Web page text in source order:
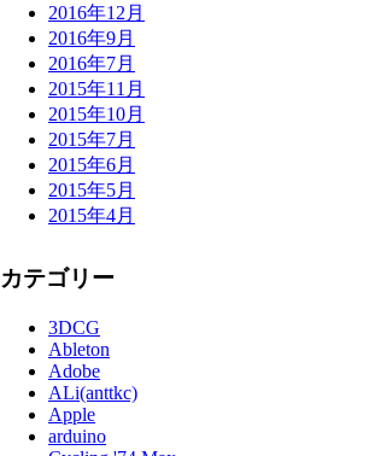
2016年12月
2016年9月
2016年7月
2015年11月
2015年10月
2015年7月
2015年6月
2015年5月
2015年4月
カテゴリー
3DCG
Ableton
Adobe
ALi(anttkc)
Apple
arduino